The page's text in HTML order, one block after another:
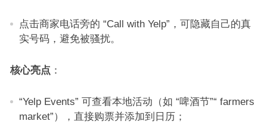
点击商家电话旁的 “Call with Yelp”，可隐藏自己的真
实号码，避免被骚扰。​
核心亮点 ：​
“Yelp Events” 可查看本地活动（如 “啤酒节”“ farmers
market”），直接购票并添加到日历；​